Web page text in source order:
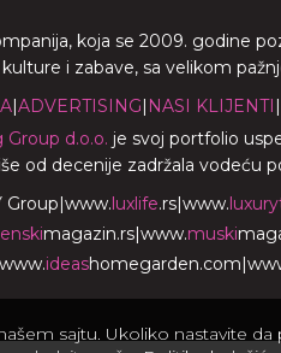
koja se 2009. godine
i zabave, sa velikom
|ADVERTISING| NASI KLIJENTI |
Group d.o.o. je svoj portfolio
od decenije zadržala vodeću
Group|www.luxlife.rs|www.
magazin.rs|www.muski
www.ideashomegarden.com|
sajtu. Ukoliko nastavite da